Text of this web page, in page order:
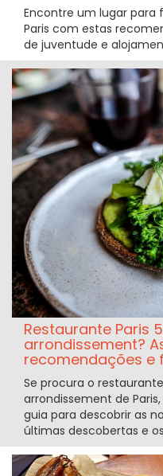
Encontre um lugar para
Paris com estas
de juventude e
Restaurante Paris
arrondissement?
recomendações e
Se procura o
arrondissement de
guia para descobrir as
últimas descobertas e